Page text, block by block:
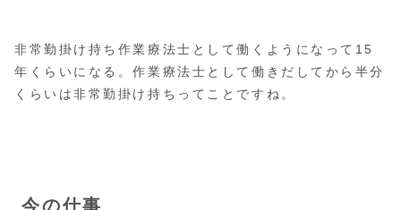
非常勤掛け持ち作業療法士として働くようになって15
年くらいになる。作業療法士として働きだしてから半分
くらいは非常勤掛け持ちってことですね。
今の仕事